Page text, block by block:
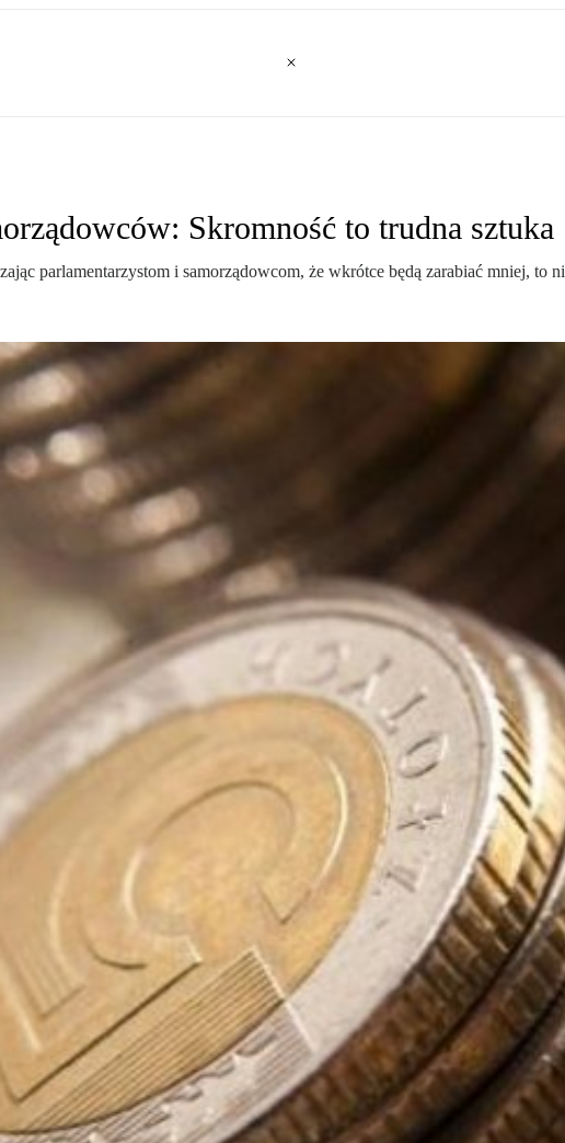
Skromność to trudna sztuka
parlamentarzystom i samorządowcom, że wkrótce będą zarabiać mniej,